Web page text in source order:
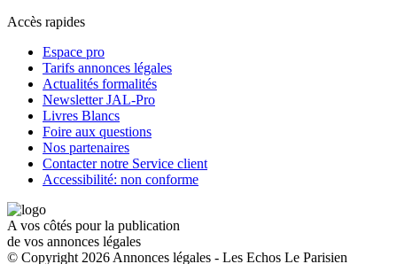
Accès rapides
Espace pro
Tarifs annonces légales
Actualités formalités
Newsletter JAL-Pro
Livres Blancs
Foire aux questions
Nos partenaires
Contacter notre Service client
Accessibilité: non conforme
A vos côtés pour la publication
de vos annonces légales
© Copyright 2026 Annonces légales - Les Echos Le Parisien